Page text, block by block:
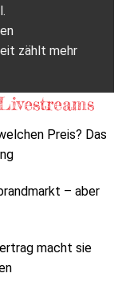
zählt mehr
Preis? Das
– aber
macht sie